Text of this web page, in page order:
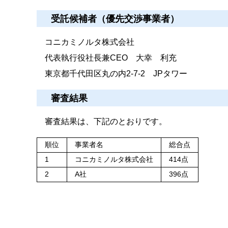
受託候補者（優先交渉事業者）
コニカミノルタ株式会社
代表執行役社長兼CEO 大幸 利充
東京都千代田区丸の内2-7-2 JPタワー
審査結果
審査結果は、下記のとおりです。
順位 事業者名
総合点
1
コニカミノルタ株式会社
414点
2
A社 396点